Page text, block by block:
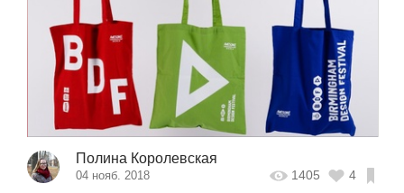
Полина Королевская
04 нояб. 2018 1405 4